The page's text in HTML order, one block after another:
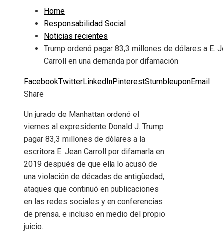
Home
Responsabilidad Social
Noticias recientes
Trump ordenó pagar 83,3 millones de dólares a E.
Carroll en una demanda por difamación
FacebookTwitterLinkedInPinterestStumbleuponEmail
Share
Un jurado de Manhattan ordenó el
viernes al expresidente Donald J. Trump
pagar 83,3 millones de dólares a la
escritora E. Jean Carroll por difamarla en
2019 después de que ella lo acusó de
una violación de décadas de antigüedad,
ataques que continuó en publicaciones
en las redes sociales y en conferencias
de prensa. e incluso en medio del propio
juicio.